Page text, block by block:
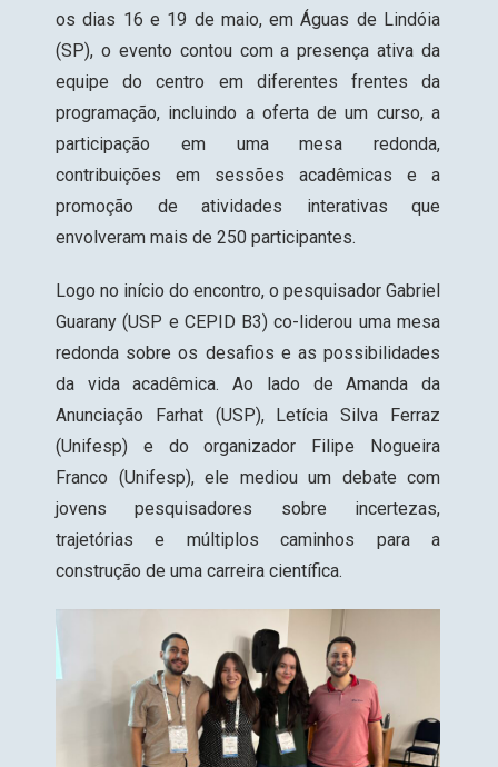
os dias 16 e 19 de maio, em Águas de Lindóia
(SP), o evento contou com a presença ativa da
equipe do centro em diferentes frentes da
programação, incluindo a oferta de um curso, a
participação em uma mesa redonda,
contribuições em sessões acadêmicas e a
promoção de atividades interativas que
envolveram mais de 250 participantes.
Logo no início do encontro, o pesquisador Gabriel
Guarany (USP e CEPID B3) co-liderou uma mesa
redonda sobre os desafios e as possibilidades
da vida acadêmica. Ao lado de Amanda da
Anunciação Farhat (USP), Letícia Silva Ferraz
(Unifesp) e do organizador Filipe Nogueira
Franco (Unifesp), ele mediou um debate com
jovens pesquisadores sobre incertezas,
trajetórias e múltiplos caminhos para a
construção de uma carreira científica.